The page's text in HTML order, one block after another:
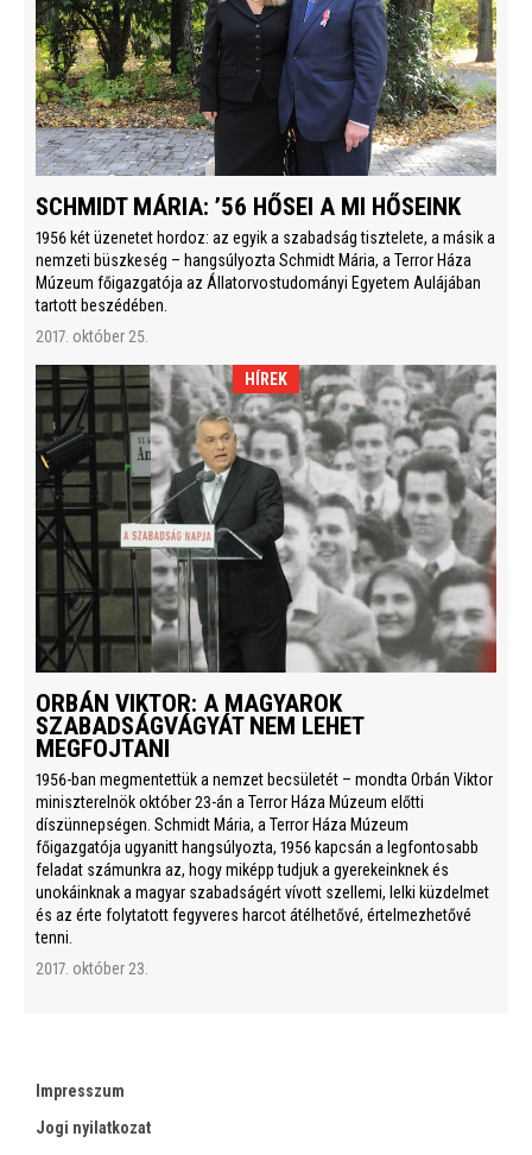
SCHMIDT MÁRIA: ’56 HŐSEI A MI HŐSEINK
1956 két üzenetet hordoz: az egyik a szabadság tisztelete, a másik a
nemzeti büszkeség – hangsúlyozta Schmidt Mária, a Terror Háza
Múzeum főigazgatója az Állatorvostudományi Egyetem Aulájában
tartott beszédében.
2017. október 25.
HÍREK
ORBÁN VIKTOR: A MAGYAROK
SZABADSÁGVÁGYÁT NEM LEHET
MEGFOJTANI
1956-ban megmentettük a nemzet becsületét – mondta Orbán Viktor
miniszterelnök október 23-án a Terror Háza Múzeum előtti
díszünnepségen. Schmidt Mária, a Terror Háza Múzeum
főigazgatója ugyanitt hangsúlyozta, 1956 kapcsán a legfontosabb
feladat számunkra az, hogy miképp tudjuk a gyerekeinknek és
unokáinknak a magyar szabadságért vívott szellemi, lelki küzdelmet
és az érte folytatott fegyveres harcot átélhetővé, értelmezhetővé
tenni.
2017. október 23.
Impresszum
Jogi nyilatkozat